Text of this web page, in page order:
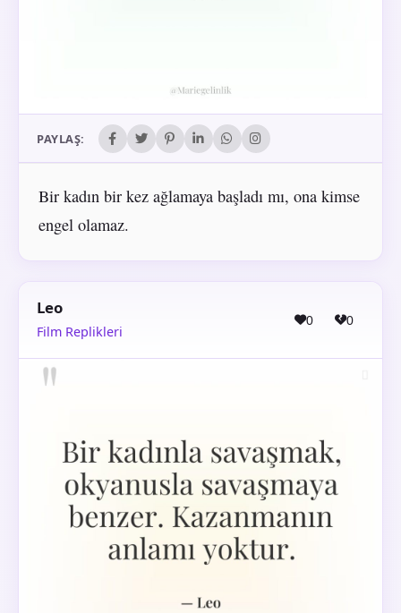
PAYLAŞ:
Bir kadın bir kez ağlamaya başladı mı, ona kimse
engel olamaz.
Leo
Film Replikleri
0 0